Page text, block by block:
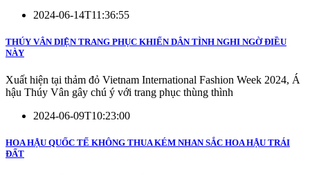
2024-06-14T11:36:55
THÚY VÂN DIỆN TRANG PHỤC KHIẾN DÂN TÌNH NGHI NGỜ ĐIỀU
NÀY
Xuất hiện tại thảm đỏ Vietnam International Fashion Week 2024, Á
hậu Thúy Vân gây chú ý với trang phục thùng thình
2024-06-09T10:23:00
HOA HẬU QUỐC TẾ KHÔNG THUA KÉM NHAN SẮC HOA HẬU TRÁI
ĐẤT